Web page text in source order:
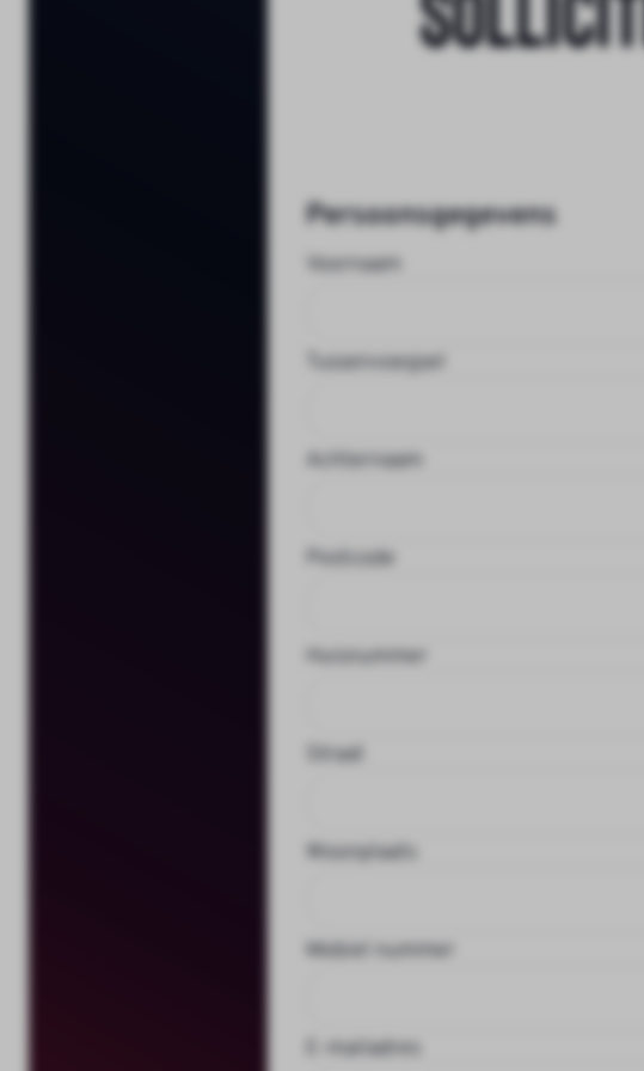
Persoonsgegevens
Voornaam
Tussenvoegsel
Achternaam
Postcode
Huisnummer
Straat
Woonplaats
Mobiel nummer
E-mailadres